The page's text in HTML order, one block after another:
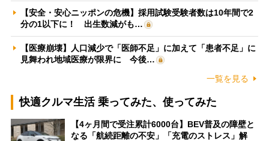
【安全・安心ニッポンの危機】採用試験受験者数は10年間で2
分の1以下に！ 出生数減がも…
【医療崩壊】人口減少で「医師不足」に加えて「患者不足」に
見舞われ地域医療が限界に 今後…
一覧を見る
快適クルマ生活 乗ってみた、使ってみた
【4ヶ月間で受注累計6000台】BEV普及の障壁と
なる「航続距離の不安」「充電のストレス」解